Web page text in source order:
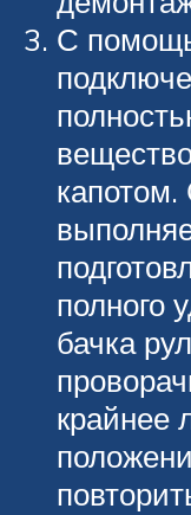
С
полного
бачка
крайнее